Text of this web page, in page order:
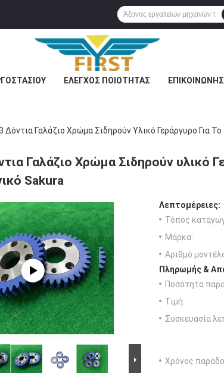
ΈΛΕΓΧΟΣ ΠΟΙΌΤΗΤΑΣ
Δόντια Γαλάζιο Χρώμα Σιδηρούν Υλικό Γεράργυρο Για
Γαλάζιο Χρώμα Σιδηρούν υλικό
Sakura
Λεπτομέρειες:
Τόπος
Μάρκα:
Αριθμό
Πληρωμής &
Ποσότητα
Τιμή:
Συσκευασία
Χρόνος